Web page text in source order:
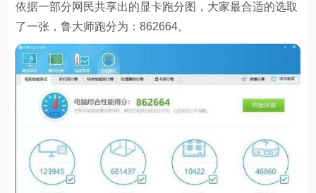
依据一部分网民共享出的显卡跑分图，大家最合适的选取
了一张，鲁大师跑分为：862664。